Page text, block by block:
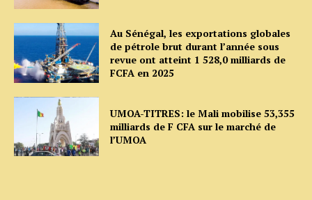
Au Sénégal, les exportations globales
de pétrole brut durant l’année sous
revue ont atteint 1 528,0 milliards de
FCFA en 2025
UMOA-TITRES: le Mali mobilise 53,355
milliards de F CFA sur le marché de
l’UMOA